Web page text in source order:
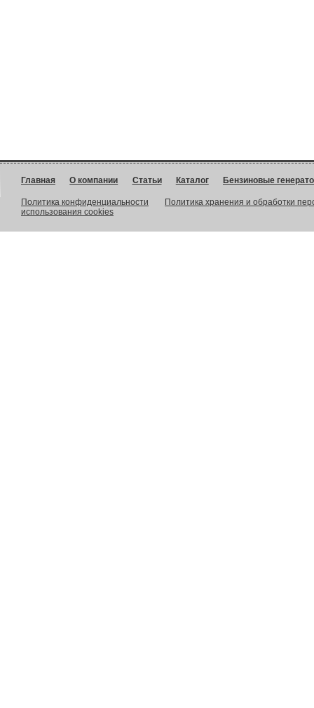
Главная О компании Статьи Каталог Бензиновые
Политика конфиденциальности
Политика хранения и обработки
использования cookies